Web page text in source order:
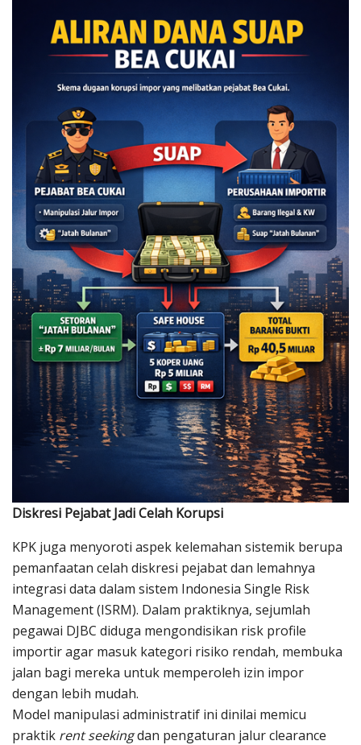
Diskresi Pejabat Jadi Celah Korupsi
KPK juga menyoroti aspek kelemahan sistemik berupa
pemanfaatan celah diskresi pejabat dan lemahnya
integrasi data dalam sistem Indonesia Single Risk
Management (ISRM). Dalam praktiknya, sejumlah
pegawai DJBC diduga mengondisikan risk profile
importir agar masuk kategori risiko rendah, membuka
jalan bagi mereka untuk memperoleh izin impor
dengan lebih mudah.
Model manipulasi administratif ini dinilai memicu
praktik rent seekingdan pengaturan jalur clearance